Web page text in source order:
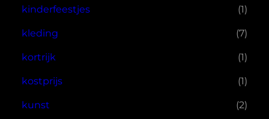
kinderfeestjes (1)
kleding (7)
kortrijk (1)
kostprijs (1)
kunst (2)